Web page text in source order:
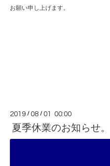
お願い申し上げます。
2019 /08 /01 00:00
夏季休業のお知らせ。